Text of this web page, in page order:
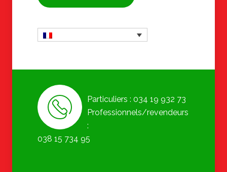
Particuliers : 034 19 932 73
Professionnels/revendeurs
:
038 15 734 95